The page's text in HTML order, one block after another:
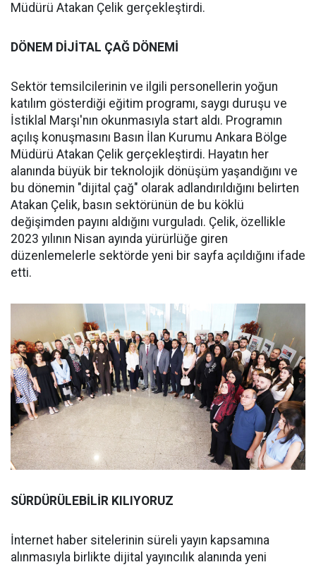
Müdürü Atakan Çelik gerçekleştirdi.
DÖNEM DİJİTAL ÇAĞ DÖNEMİ
Sektör temsilcilerinin ve ilgili personellerin yoğun
katılım gösterdiği eğitim programı, saygı duruşu ve
İstiklal Marşı'nın okunmasıyla start aldı. Programın
açılış konuşmasını Basın İlan Kurumu Ankara Bölge
Müdürü Atakan Çelik gerçekleştirdi. Hayatın her
alanında büyük bir teknolojik dönüşüm yaşandığını ve
bu dönemin "dijital çağ" olarak adlandırıldığını belirten
Atakan Çelik, basın sektörünün de bu köklü
değişimden payını aldığını vurguladı. Çelik, özellikle
2023 yılının Nisan ayında yürürlüğe giren
düzenlemelerle sektörde yeni bir sayfa açıldığını ifade
etti.
SÜRDÜRÜLEBİLİR KILIYORUZ
İnternet haber sitelerinin süreli yayın kapsamına
alınmasıyla birlikte dijital yayıncılık alanında yeni